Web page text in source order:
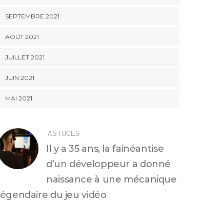
SEPTEMBRE 2021
AOÛT 2021
JUILLET 2021
JUIN 2021
MAI 2021
ASTUCES
Il y a 35 ans, la fainéantise
d’un développeur a donné
naissance à une mécanique
légendaire du jeu vidéo